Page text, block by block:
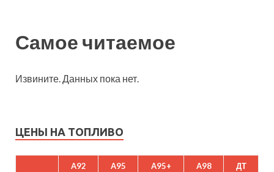
Самое читаемое
Извините. Данных пока нет.
ЦЕНЫ НА ТОПЛИВО
A92 A95 A95+ A98 ДТ